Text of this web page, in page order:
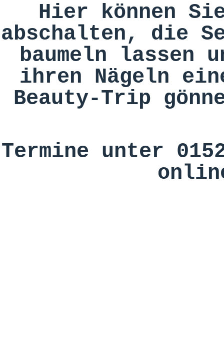
Hier können
abschalten, die
baumeln lassen
ihren Nägeln
Beauty-Trip
Termine unter